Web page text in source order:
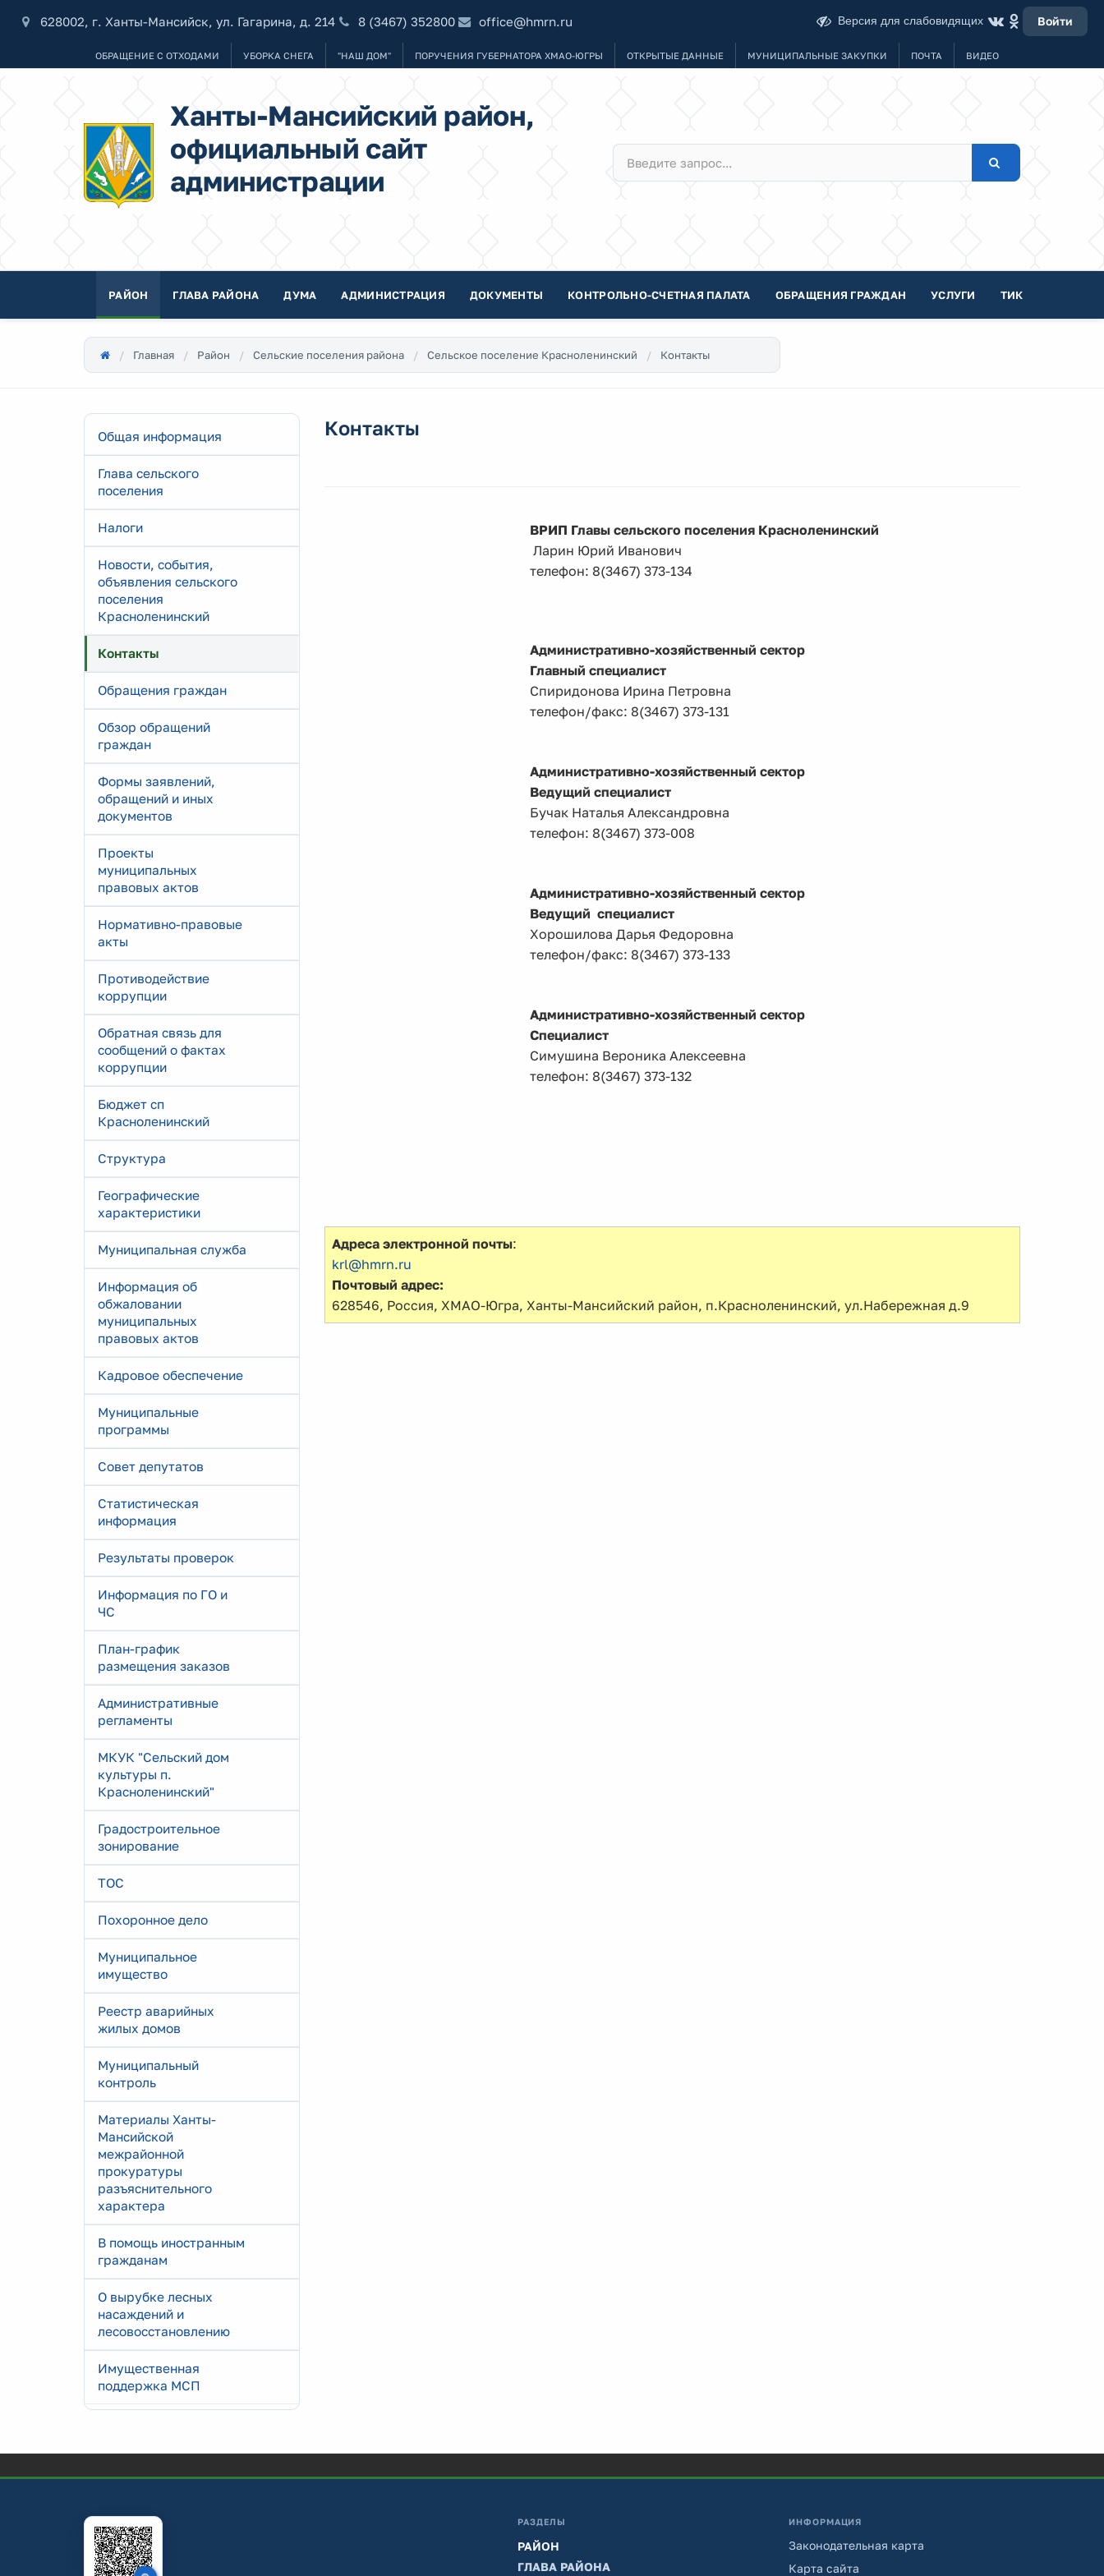
628002, г. Ханты-Мансийск, ул. Гагарина, д. 214 8 (3467) 352800 office@hmrn.ru Версия для слабовидящих Войти
ОБРАЩЕНИЕ С ОТХОДАМИ УБОРКА СНЕГА "НАШ ДОМ" ПОРУЧЕНИЯ ГУБЕРНАТОРА ХМАО-ЮГРЫ ОТКРЫТЫЕ ДАННЫЕ МУНИЦИПАЛЬНЫЕ ЗАКУПКИ ПОЧТА ВИДЕО
Ханты-Мансийский район,
официальный сайт
администрации
РАЙОН ГЛАВА РАЙОНА ДУМА АДМИНИСТРАЦИЯ ДОКУМЕНТЫ КОНТРОЛЬНО-СЧЕТНАЯ ПАЛАТА ОБРАЩЕНИЯ ГРАЖДАН УСЛУГИ ТИК
Главная Район Сельские поселения района Сельское поселение Красноленинский Контакты
Общая информация
Глава сельского
поселения
Налоги
Новости, события,
объявления сельского
поселения
Красноленинский
Контакты
Обращения граждан
Обзор обращений
граждан
Формы заявлений,
обращений и иных
документов
Проекты
муниципальных
правовых актов
Нормативно-правовые
акты
Противодействие
коррупции
Обратная связь для
сообщений о фактах
коррупции
Бюджет сп
Красноленинский
Структура
Географические
характеристики
Муниципальная служба
Информация об
обжаловании
муниципальных
правовых актов
Кадровое обеспечение
Муниципальные
программы
Совет депутатов
Статистическая
информация
Результаты проверок
Информация по ГО и
ЧС
План-график
размещения заказов
Административные
регламенты
МКУК "Сельский дом
культуры п.
Красноленинский"
Градостроительное
зонирование
ТОС
Похоронное дело
Муниципальное
имущество
Реестр аварийных
жилых домов
Муниципальный
контроль
Материалы Ханты-
Мансийской
межрайонной
прокуратуры
разъяснительного
характера
В помощь иностранным
гражданам
О вырубке лесных
насаждений и
лесовосстановлению
Имущественная
поддержка МСП
Контакты
ВРИП Главы сельского поселения Красноленинский
Ларин Юрий Иванович
телефон: 8(3467) 373-134
Административно-хозяйственный сектор
Главный специалист
Спиридонова Ирина Петровна
телефон/факс: 8(3467) 373-131
Административно-хозяйственный сектор
Ведущий специалист
Бучак Наталья Александровна
телефон: 8(3467) 373-008
Административно-хозяйственный сектор
Ведущий специалист
Хорошилова Дарья Федоровна
телефон/факс: 8(3467) 373-133
Административно-хозяйственный сектор
Специалист
Симушина Вероника Алексеевна
телефон: 8(3467) 373-132
Адреса электронной почты:
krl@hmrn.ru
Почтовый адрес:
628546, Россия, ХМАО-Югра, Ханты-Мансийский район, п.Красноленинский, ул.Набережная д.9
РАЗДЕЛЫ
РАЙОН
ГЛАВА РАЙОНА
ИНФОРМАЦИЯ
Законодательная карта
Карта сайта